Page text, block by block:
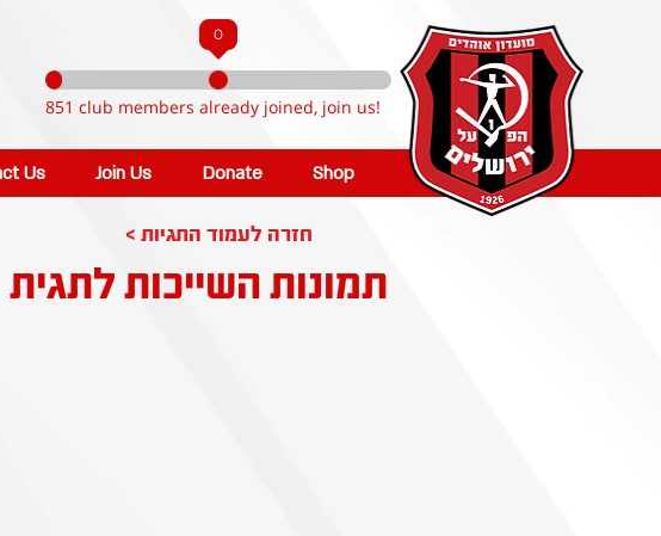
0
851 club members already joined, join us!
Us Join Us Donate Shop
< חזרה לעמוד התגיות
תמונות השייכות לתגית